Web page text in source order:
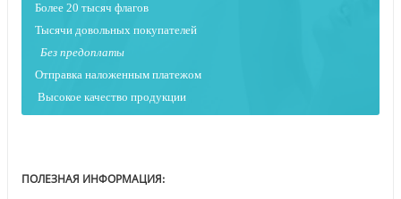
Более 20 тысяч флагов
Тысячи довольных покупателей
Без предоплаты
Отправка наложенным платежом
Высокое качество продукции
ПОЛЕЗНАЯ ИНФОРМАЦИЯ: